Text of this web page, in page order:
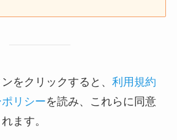
をクリックすると、 利用規約
リシーを読み、これらに同意
ます。